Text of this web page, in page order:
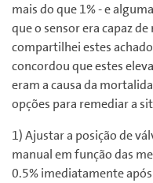
mais do que 1% - e
que o sensor era capaz
compartilhei estes
concordou que estes
eram a causa da
opções para remediar a
1) Ajustar a posição de
manual em função das
0.5% imediatamente